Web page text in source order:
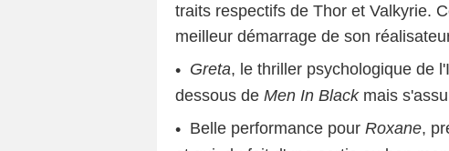
traits respectifs de Thor et Valkyrie.
meilleur démarrage de son
Greta, le thriller psychologique de
dessous de Men In Blackmais
Belle performance pour Roxane,